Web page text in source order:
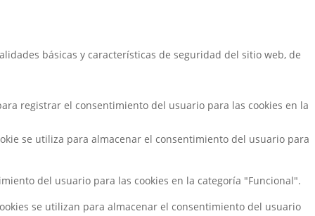
básicas y características de seguridad del sitio web, de
registrar el consentimiento del usuario para las cookies en la
se utiliza para almacenar el consentimiento del usuario para
del usuario para las cookies en la categoría "Funcional".
se utilizan para almacenar el consentimiento del usuario